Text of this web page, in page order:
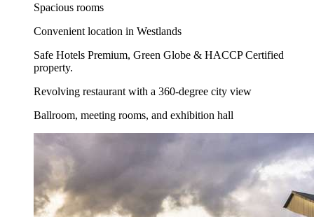
Spacious rooms
Convenient location in Westlands
Safe Hotels Premium, Green Globe & HACCP Certified
property.
Revolving restaurant with a 360-degree city view
Ballroom, meeting rooms, and exhibition hall